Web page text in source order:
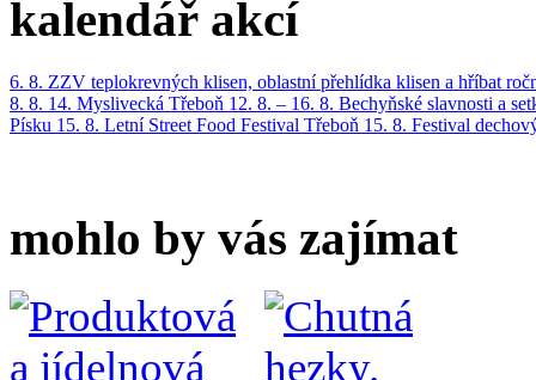
kalendář akcí
6. 8. ZZV teplokrevných klisen, oblastní přehlídka klisen a hříbat
8. 8. 14. Myslivecká Třeboň 12. 8. – 16. 8. Bechyňské slavnosti a
Písku 15. 8. Letní Street Food Festival Třeboň 15. 8. Festival
mohlo by vás zajímat